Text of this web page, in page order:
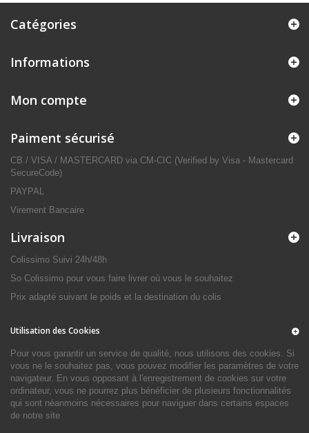
Catégories
Informations
Mon compte
Paiment sécurisé
CB / VISA / MASTERCARD via CM-CIC (Verified by Visa - Mastercard
SecureCode)
PAYPAL
Virement Bancaire
Livraison
Colissimo Suivi 24h/48h
So Colissimo pour vous faire livrer où vous le souhaitez
Prix adapté suivant le poids et la destination du colis
Utilisation des Cookies
Pour vous garantir un service de qualité, nous utilisons des cookies. Si
vous ne le souhaitez pas, vous pouvez modifier les paramètres de votre
navigateur. En vous opposant à l'enregistrement de cookies sur votre
ordinateur, vous ne pourrez plus bénéficier de plusieurs fonctionnalités
qui sont néanmoins nécessaires pour naviguer dans certains espaces
de notre site